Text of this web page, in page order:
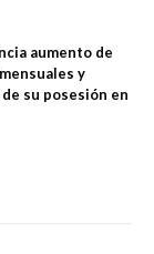
aumento de
y
su posesión en